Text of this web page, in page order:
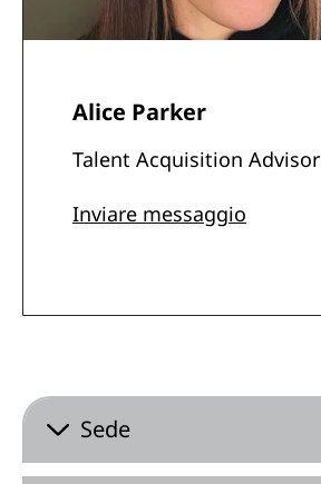
Alice Parker
Talent Acquisition Advisor
Inviare messaggio
Sede